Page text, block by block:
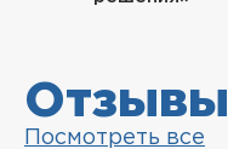
Отзывы
Посмотреть все